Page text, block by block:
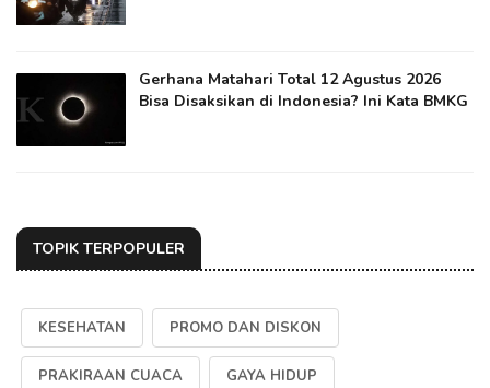
Gerhana Matahari Total 12 Agustus 2026
Bisa Disaksikan di Indonesia? Ini Kata BMKG
TOPIK TERPOPULER
KESEHATAN PROMO DAN DISKON
PRAKIRAAN CUACA GAYA HIDUP